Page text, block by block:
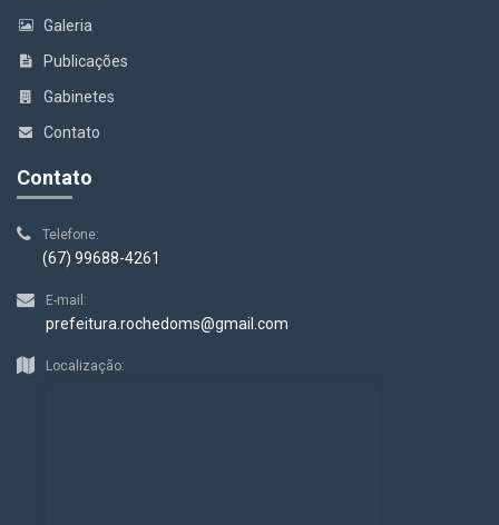
Galeria
Publicações
Gabinetes
Contato
Contato
Telefone:
(67) 99688-4261
E-mail:
prefeitura.rochedoms@gmail.com
Localização: